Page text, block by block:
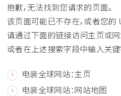
抱歉，无法找到您请求的页面。
该页面可能已不存在，或者您的
请通过下面的链接访问主页或网
或者在上述搜索字段中输入关键
电装全球网站：主页
电装全球网站：网站地图